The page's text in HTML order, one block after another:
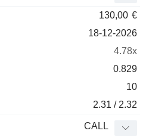
130,00 €
18-12-2026
4.78x
0.829
10
2.31 / 2.32
CALL